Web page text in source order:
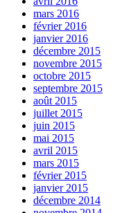
mars 2016
février 2016
janvier 2016
décembre 2015
novembre 2015
octobre 2015
septembre 2015
août 2015
juillet 2015
juin 2015
mai 2015
avril 2015
mars 2015
février 2015
janvier 2015
décembre 2014